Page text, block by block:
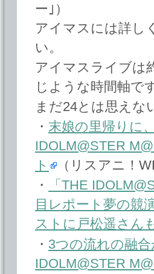
ー｣）
アイマスには詳し
い。
アイマスライブは
じような時間軸で
まだ24とは思えな
・ 末娘の里帰りに
IDOLM@STER
ト
（リスアニ！
・
「THE
目レポート夢の競
ストに戸松遥さん
・ 3つの流れの融
IDOLM@STER